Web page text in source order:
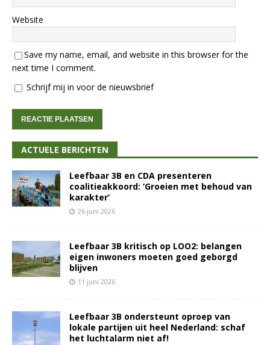
Website
Save my name, email, and website in this browser for the
next time I comment.
Schrijf mij in voor de nieuwsbrief
ACTUELE BERICHTEN
Leefbaar 3B en CDA presenteren
coalitieakkoord: ‘Groeien met behoud van
karakter’
26 juni 2026
Leefbaar 3B kritisch op LOO2: belangen
eigen inwoners moeten goed geborgd
blijven
11 juni 2026
Leefbaar 3B ondersteunt oproep van
lokale partijen uit heel Nederland: schaf
het luchtalarm niet af!